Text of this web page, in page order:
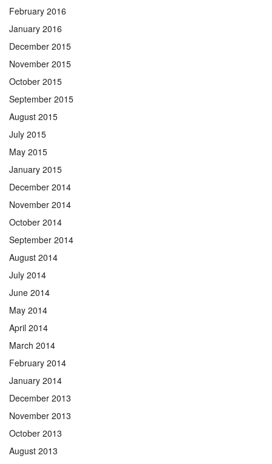
February 2016
January 2016
December 2015
November 2015
October 2015
September 2015
August 2015
July 2015
May 2015
January 2015
December 2014
November 2014
October 2014
September 2014
August 2014
July 2014
June 2014
May 2014
April 2014
March 2014
February 2014
January 2014
December 2013
November 2013
October 2013
August 2013